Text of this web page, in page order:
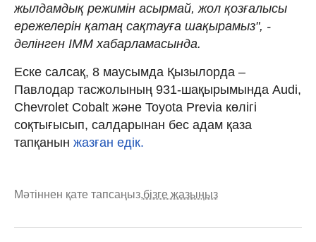
жылдамдық режимін асырмай, жол қозғалысы
ережелерін қатаң сақтауға шақырамыз", -
делінген ІММ хабарламасында.
Еске салсақ, 8 маусымда Қызылорда –
Павлодар тасжолының 931-шақырымында Audi,
Chevrolet Cobalt және Toyota Previa көлігі
соқтығысып, салдарынан бес адам қаза
тапқанын жазған едік.
Мәтіннен қате тапсаңыз,бізге жазыңыз